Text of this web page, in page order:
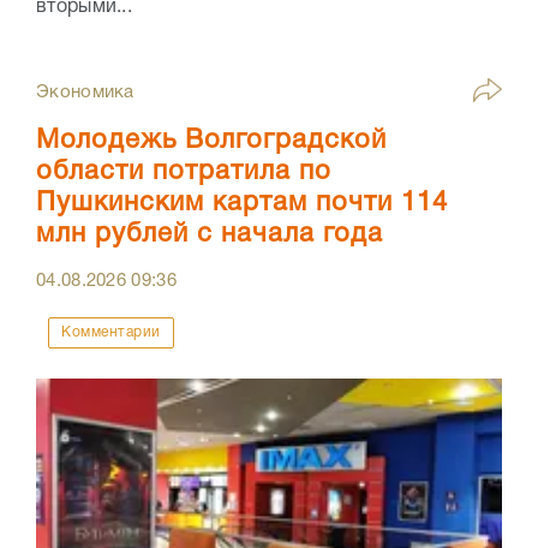
вторыми...
Экономика
Молодежь Волгоградской
области потратила по
Пушкинским картам почти 114
млн рублей с начала года
04.08.202609:36
Комментарии